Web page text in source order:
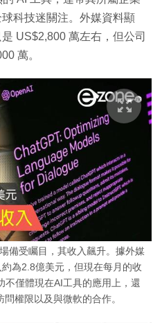
科技迷關注。外媒資料顯
US$2,800 萬左右，但公司
萬。
備受矚目，其收入飆升。據外媒
為2.8億美元，但現在每月的收
不僅體現在AI工具的應用上，還
權限以及與微軟的合作。